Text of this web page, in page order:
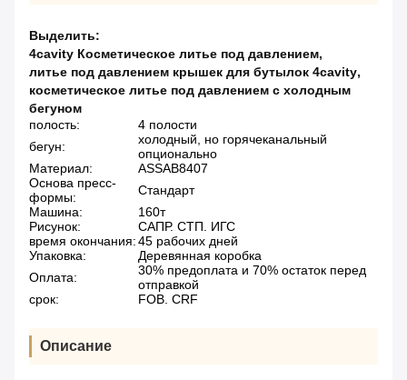
Выделить:
4cavity Косметическое литье под давлением,
литье под давлением крышек для бутылок 4cavity,
косметическое литье под давлением с холодным
бегуном
полость:
4 полости
бегун:
холодный, но горячеканальный
опционально
Материал:
ASSAB8407
Основа пресс-
формы:
Стандарт
Машина:
160т
Рисунок:
САПР. СТП. ИГС
время окончания:45 рабочих дней
Упаковка:
Деревянная коробка
Оплата:
30% предоплата и 70% остаток перед
отправкой
срок:
FOB. CRF
Описание